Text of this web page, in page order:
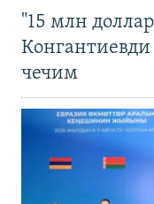
"15 млн
Конгантиевди
чечим